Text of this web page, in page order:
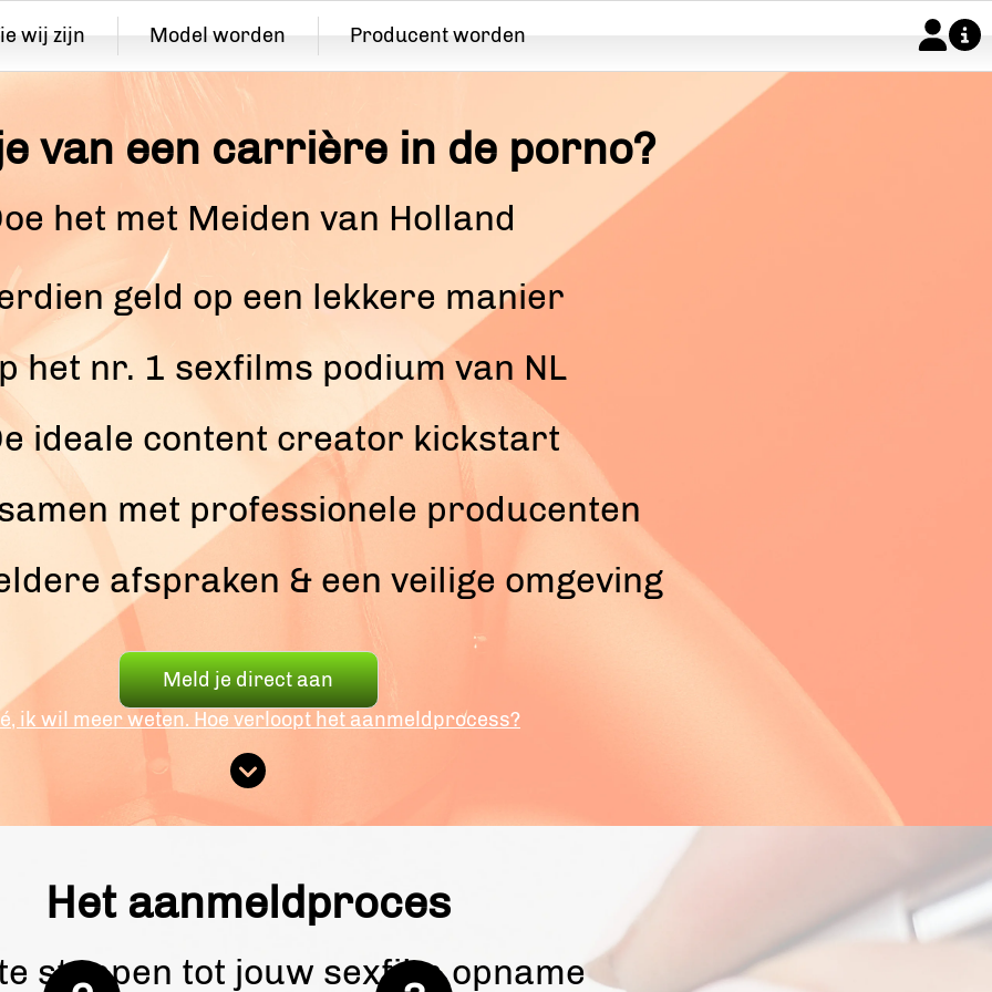
wij zijn Model worden Producent worden
Veelgestelde vragen
Algemene voorwaarden
van een carrière in de porno?
het met Meiden van Holland
geld op een lekkere manier
het nr. 1 sexfilms podium van NL
ideale content creator kickstart
met professionele producenten
afspraken & een veilige omgeving
Meld je direct aan
ik wil meer weten. Hoe verloopt het aanmeldprocess?
Het aanmeldproces
stappen tot jouw sexfilm opname